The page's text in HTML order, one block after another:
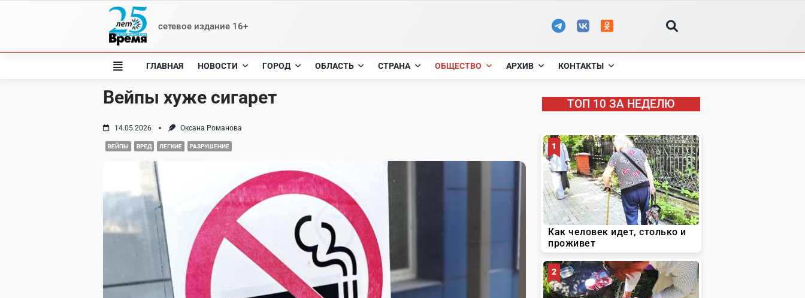
сетевое издание 16+
ГЛАВНАЯ НОВОСТИ ГОРОД ОБЛАСТЬ СТРАНА ОБЩЕСТВО АРХИВ КОНТАКТЫ
Вейпы хуже сигарет
14.05.2026 Оксана Романова
ВЕЙПЫ ВРЕД ЛЕГКИЕ РАЗРУШЕНИЕ
ТОП 10 ЗА НЕДЕЛЮ